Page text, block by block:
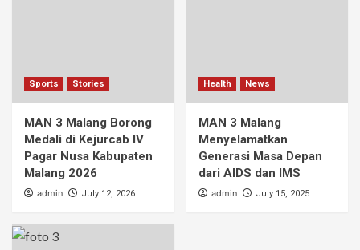
Sports Stories
MAN 3 Malang Borong
Medali di Kejurcab IV
Pagar Nusa Kabupaten
Malang 2026
admin July 12, 2026
Health News
MAN 3 Malang
Menyelamatkan
Generasi Masa Depan
dari AIDS dan IMS
admin July 15, 2025